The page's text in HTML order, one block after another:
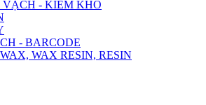
- KIỂM KHO
- BARCODE
WAX RESIN, RESIN